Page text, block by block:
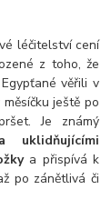
léčitelství cení
z toho, že
věřili v
ještě po
Je známý
uklidňujícími
a přispívá k
po zánětlivá či